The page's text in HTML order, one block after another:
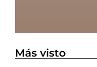
Más visto